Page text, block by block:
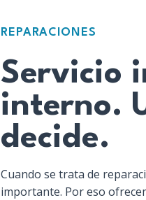
REPARACIONES
Servicio
interno.
decide.
Cuando se trata de
importante. Por eso